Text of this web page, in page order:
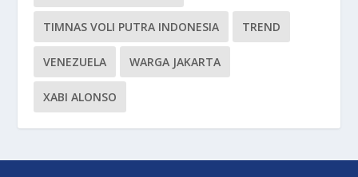
TIMNAS VOLI PUTRA INDONESIA TREND
VENEZUELA WARGA JAKARTA
XABI ALONSO